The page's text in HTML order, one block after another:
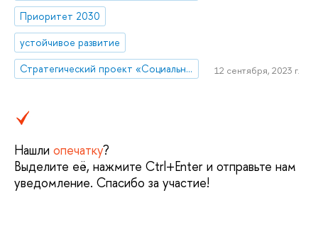
Приоритет 2030
устойчивое развитие
Стратегический проект «Социальная политика устойчивого развития и инклюзивного экономического роста»
12 сентября, 2023 г.
Нашли опечатку?
Выделите её, нажмите Ctrl+Enter и отправьте нам
уведомление. Спасибо за участие!